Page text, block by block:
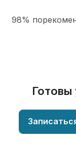
98%
Готовы